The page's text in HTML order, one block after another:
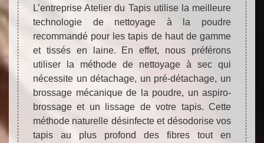
L’entreprise Atelier du Tapis utilise la meilleure
technologie de nettoyage à la poudre
recommandé pour les tapis de haut de gamme
et tissés en laine. En effet, nous préférons
utiliser la méthode de nettoyage à sec qui
nécessite un détachage, un pré-détachage, un
brossage mécanique de la poudre, un aspiro-
brossage et un lissage de votre tapis. Cette
méthode naturelle désinfecte et désodorise vos
tapis au plus profond des fibres tout en